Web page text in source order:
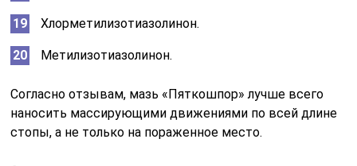
Хлорметилизотиазолинон.
Метилизотиазолинон.
Согласно отзывам, мазь «Пяткошпор» лучше всего
наносить массирующими движениями по всей длине
стопы, а не только на пораженное место.